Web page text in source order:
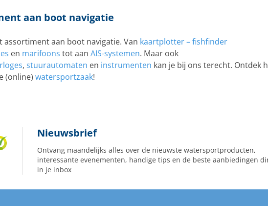
aan boot navigatie
assortiment aan boot navigatie. Van kaartplotter – fishfinder
en marifoons tot aan AIS-systemen. Maar ook
, stuurautomaten en instrumenten kan je bij ons terecht. Ontdek
(online) watersportzaak!
Nieuwsbrief
Ontvang maandelijks alles over de nieuwste watersportproducten,
interessante evenementen, handige tips en de beste aanbiedingen
in je inbox